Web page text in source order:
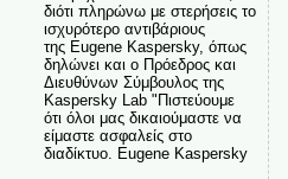
διότι πληρώνω με στερήσεις το
ισχυρότερο αντιβάριους
της Eugene Kaspersky, όπως
δηλώνει και ο Πρόεδρος και
Διευθύνων Σύμβουλος της
Kaspersky Lab "Πιστεύουμε
ότι όλοι μας δικαιούμαστε να
είμαστε ασφαλείς στο
διαδίκτυο. Eugene Kaspersky